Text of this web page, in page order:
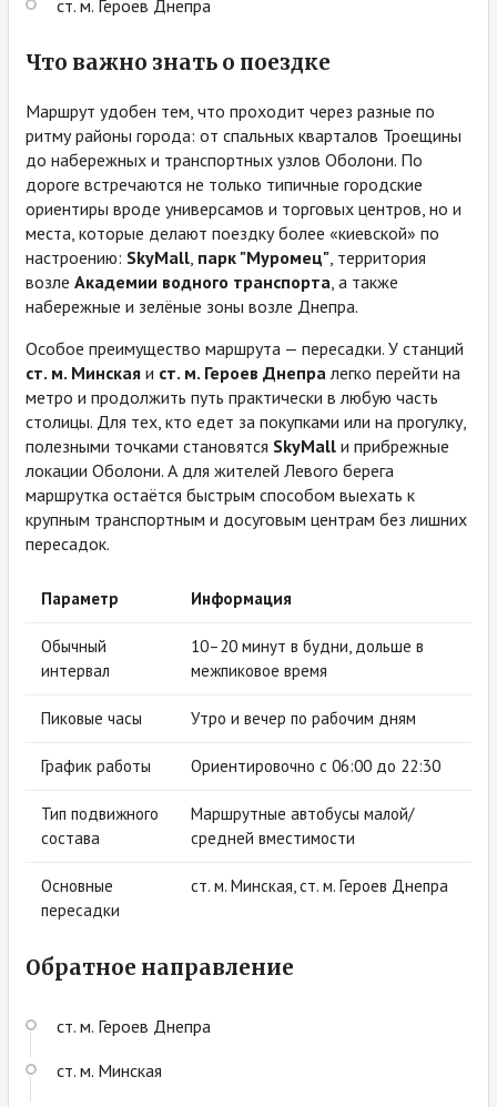
ст. м. Героев Днепра
Что важно знать о поездке
Маршрут удобен тем, что проходит через разные по
ритму районы города: от спальных кварталов Троещины
до набережных и транспортных узлов Оболони. По
дороге встречаются не только типичные городские
ориентиры вроде универсамов и торговых центров, но и
места, которые делают поездку более «киевской» по
настроению: SkyMall парк "Муромец" , территория
возле Академии водного транспорта , а также
набережные и зелёные зоны возле Днепра.
Особое преимущество маршрута — пересадки. У станций
ст. м. Минская и ст. м. Героев Днепра легко перейти на
метро и продолжить путь практически в любую часть
столицы. Для тех, кто едет за покупками или на прогулку,
полезными точками становятся SkyMall и прибрежные
локации Оболони. А для жителей Левого берега
маршрутка остаётся быстрым способом выехать к
крупным транспортным и досуговым центрам без лишних
пересадок.
Параметр Информация
Обычный
интервал
10–20 минут в будни, дольше в
межпиковое время
Пиковые часы Утро и вечер по рабочим дням
График работы Ориентировочно с 06:00 до 22:30
Тип подвижного
состава
Маршрутные автобусы малой/
средней вместимости
Основные
пересадки
ст. м. Минская, ст. м. Героев Днепра
Обратное направление
ст. м. Героев Днепра
ст. м. Минская